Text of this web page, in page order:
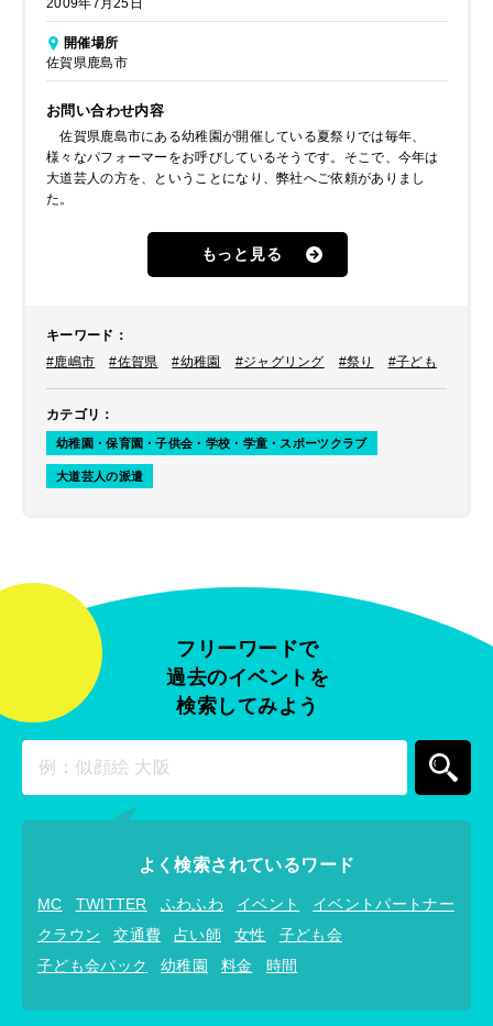
2009年7月25日
開催場所
佐賀県鹿島市
お問い合わせ内容
佐賀県鹿島市にある幼稚園が開催している夏祭りでは毎年、
様々なパフォーマーをお呼びしているそうです。そこで、今年は
大道芸人の方を、ということになり、弊社へご依頼がありまし
た。
もっと見る
キーワード ：
#鹿嶋市
#佐賀県 #幼稚園 #ジャグリング #祭り #子ども
カテゴリ ：
幼稚園・保育園・子供会・学校・学童・スポーツクラブ
大道芸人の派遣
フリーワードで
過去のイベントを
検索してみよう
よく検索されているワード
MC TWITTER ふわふわ イベント
イベントパートナー
クラウン
交通費 占い師 女性
子ども会
子ども会パック
幼稚園 料金 時間